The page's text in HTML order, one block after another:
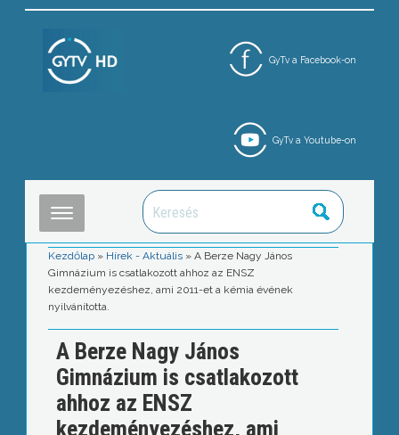
GyTv a Facebook-on
GyTv a Youtube-on
Kezdőlap » Hírek - Aktuális »A Berze Nagy János
Gimnázium is csatlakozott ahhoz az ENSZ
kezdeményezéshez, ami 2011-et a kémia évének
nyilvánította.
A Berze Nagy János
Gimnázium is csatlakozott
ahhoz az ENSZ
kezdeményezéshez, ami